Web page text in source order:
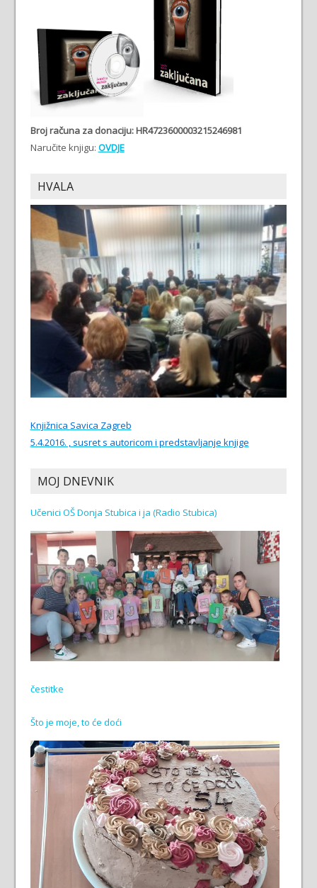
Broj računa za donaciju: HR4723600003215246981
Naručite knjigu: OVDJE
HVALA
Knjižnica Savica Zagreb
5.4.2016. , susret s autoricom i predstavljanje knjige
MOJ DNEVNIK
Učenici OŠ Donja Stubica i ja (Radio Stubica)
čestitke
Što je moje, to će doći